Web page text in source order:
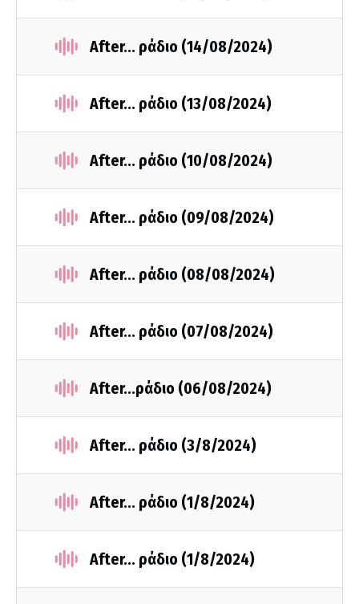
After... ράδιο (14/08/2024)
After... ράδιο (13/08/2024)
After... ράδιο (10/08/2024)
After... ράδιο (09/08/2024)
After... ράδιο (08/08/2024)
After... ράδιο (07/08/2024)
After...ράδιο (06/08/2024)
After... ράδιο (3/8/2024)
After... ράδιο (1/8/2024)
After... ράδιο (1/8/2024)